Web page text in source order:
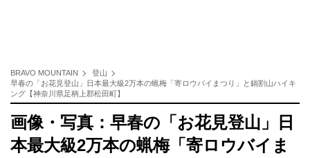
BRAVO MOUNTAIN
登山
早春の「お花見登山」日本最大級2万本の蝋梅「寄ロウバイまつり」と鍋割山ハイキ
ング【神奈川県足柄上郡松田町】
画像・写真：早春の「お花見登山」日
本最大級2万本の蝋梅「寄ロウバイま